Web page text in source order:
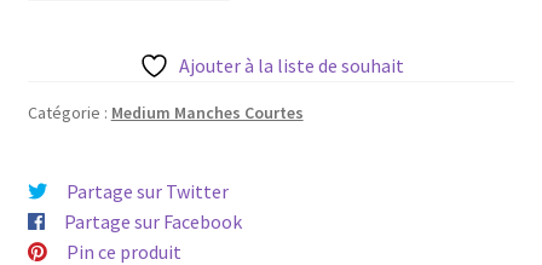
Ajouter à la liste de souhait
Catégorie : Medium Manches Courtes
Partage sur Twitter
Partage sur Facebook
Pin ce produit